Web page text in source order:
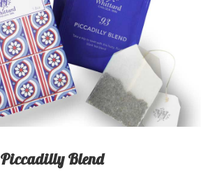
Piccadilly Blend